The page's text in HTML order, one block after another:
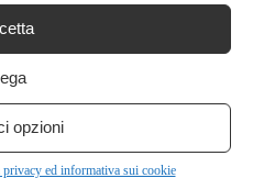
opzioni
ed informativa sui cookie